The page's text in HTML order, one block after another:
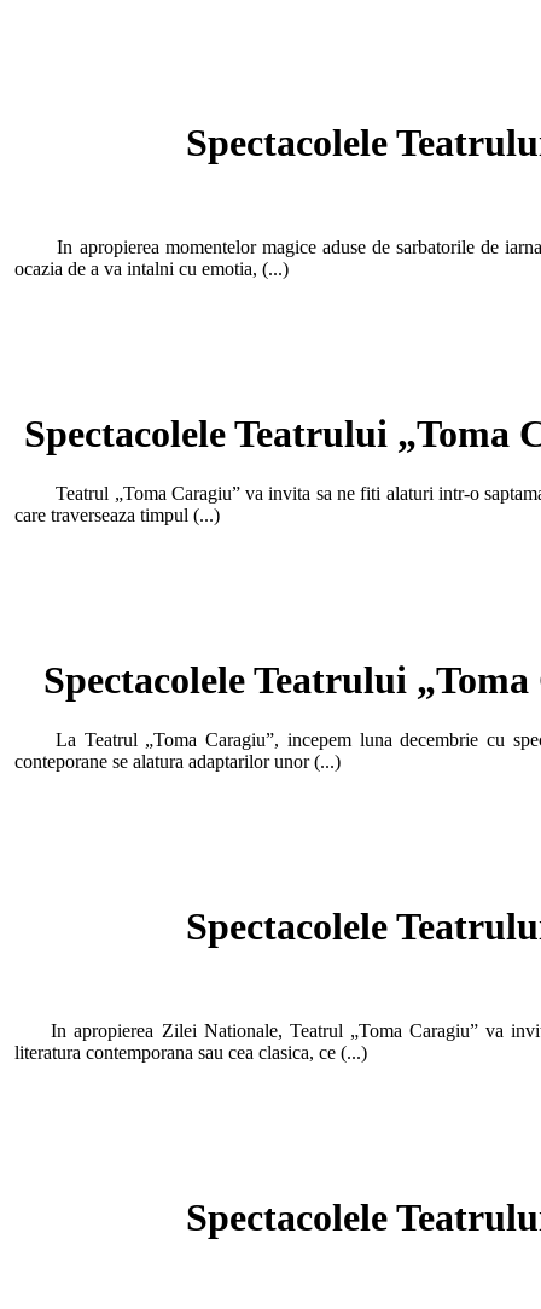
Spectacolele
In apropierea momentelor magice aduse de sarbatorile de
ocazia de a va intalni cu emotia, (...)
Spectacolele Teatrului „Toma
Teatrul „Toma Caragiu” va invita sa ne fiti alaturi intr-o
care traverseaza timpul (...)
Spectacolele Teatrului
La Teatrul „Toma Caragiu”, incepem luna decembrie cu
conteporane se alatura adaptarilor unor (...)
Spectacolele
In apropierea Zilei Nationale, Teatrul „Toma Caragiu” va
literatura contemporana sau cea clasica, ce (...)
Spectacolele